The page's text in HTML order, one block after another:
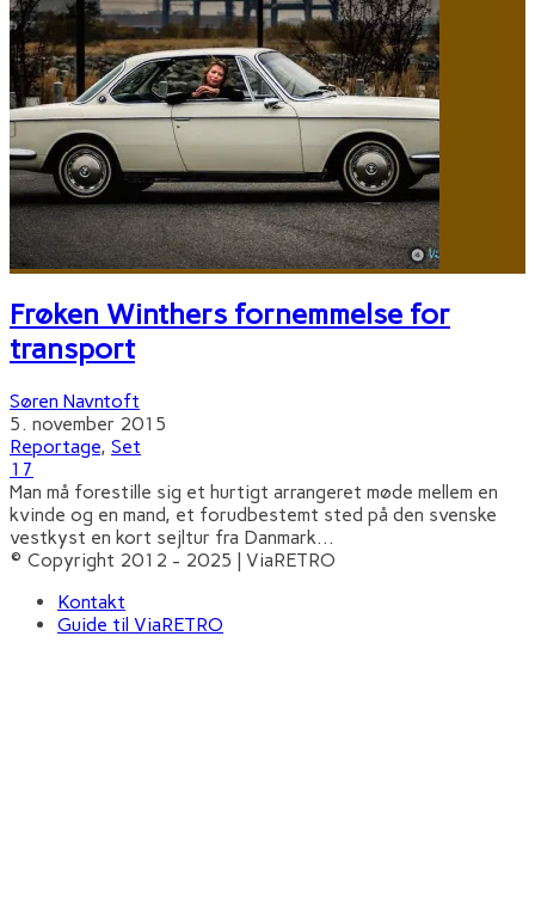
Frøken Winthers fornemmelse for
transport
Søren Navntoft
5. november 2015
Reportage, Set
17
Man må forestille sig et hurtigt arrangeret møde mellem en
kvinde og en mand, et forudbestemt sted på den svenske
vestkyst en kort sejltur fra Danmark...
© Copyright 2012 - 2025 | ViaRETRO
Kontakt
Guide til ViaRETRO